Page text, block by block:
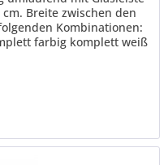
Breite zwischen den
Kombinationen:
farbig komplett weiß